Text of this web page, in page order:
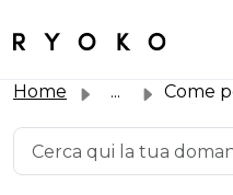
Home ... Come posso